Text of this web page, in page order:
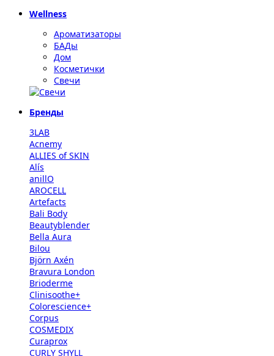
Wellness
Ароматизаторы
БАДы
Дом
Косметички
Свечи
Бренды
3LAB
Acnemy
ALLIES of SKIN
Alís
anillO
AROCELL
Artefacts
Bali Body
Beautyblender
Bella Aura
Bilou
Björn Axén
Bravura London
Brioderme
Clinisoothe+
Colorescience+
Corpus
COSMEDIX
Curaprox
CURLY SHYLL